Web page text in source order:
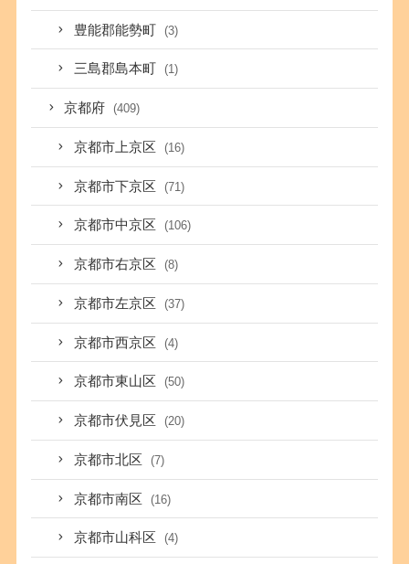
豊能郡能勢町 (3)
三島郡島本町 (1)
京都府 (409)
京都市上京区 (16)
京都市下京区 (71)
京都市中京区 (106)
京都市右京区 (8)
京都市左京区 (37)
京都市西京区 (4)
京都市東山区 (50)
京都市伏見区 (20)
京都市北区 (7)
京都市南区 (16)
京都市山科区 (4)